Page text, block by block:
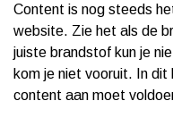
Content is nog steeds
website. Zie het als de
juiste brandstof kun je
kom je niet vooruit. In
content aan moet